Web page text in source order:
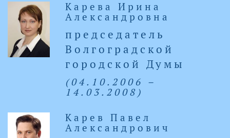
Карева Ирина
Александровна
председатель
Волгоградской
городской Думы
(04.10.2006 –
14.03.2008)
Карев Павел
Александрович